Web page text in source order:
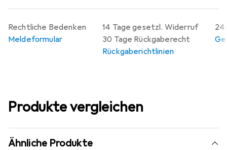
14 Tage gesetzl. Widerruf
30 Tage Rückgaberecht
Rückgaberichtlinien
24
Rechtliche Bedenken
Meldeformular
Produkte vergleichen
Ähnliche Produkte